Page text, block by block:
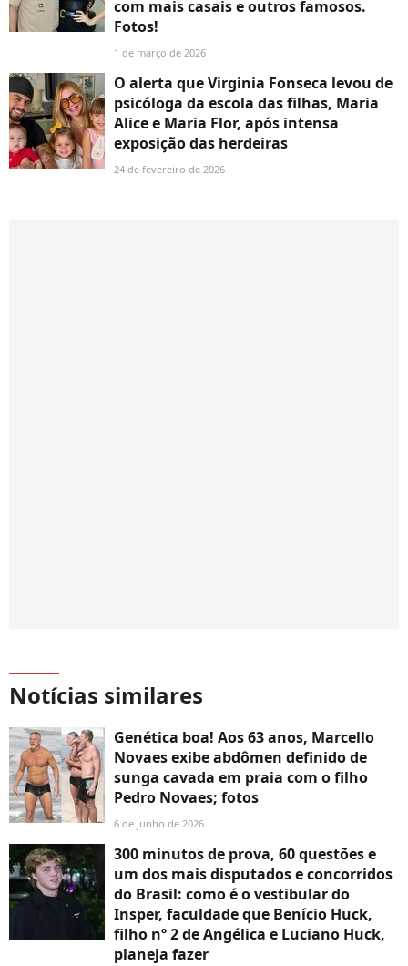
com mais casais e outros famosos.
Fotos!
1 de março de 2026
O alerta que Virginia Fonseca levou de
psicóloga da escola das filhas, Maria
Alice e Maria Flor, após intensa
exposição das herdeiras
24 de fevereiro de 2026
Notícias similares
Genética boa! Aos 63 anos, Marcello
Novaes exibe abdômen definido de
sunga cavada em praia com o filho
Pedro Novaes; fotos
6 de junho de 2026
300 minutos de prova, 60 questões e
um dos mais disputados e concorridos
do Brasil: como é o vestibular do
Insper, faculdade que Benício Huck,
filho nº 2 de Angélica e Luciano Huck,
planeja fazer